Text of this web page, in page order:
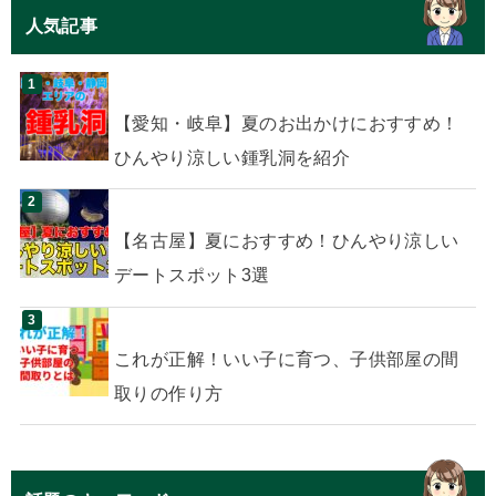
人気記事
【愛知・岐阜】夏のお出かけにおすすめ！
ひんやり涼しい鍾乳洞を紹介
【名古屋】夏におすすめ！ひんやり涼しい
デートスポット3選
これが正解！いい子に育つ、子供部屋の間
取りの作り方